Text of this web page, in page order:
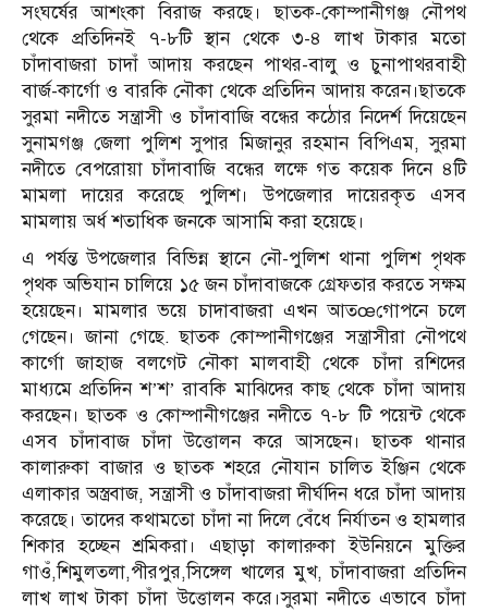
সংঘর্ষের আশংকা বিরাজ করছে। ছাতক-কোম্পানীগঞ্জ নৌপথ
থেকে প্রতিদিনই ৭-৮টি স্থান থেকে ৩-৪ লাখ টাকার মতো
চাঁদাবাজরা চাদাঁ আদায় করছেন পাথর-বালু ও চুনাপাথরবাহী
বার্জ-কার্গো ও বারকি নৌকা থেকে প্রতিদিন আদায় করেন।ছাতকে
সুরমা নদীতে সন্ত্রাসী ও চাঁদাবাজি বন্ধের কঠোর নিদের্শ দিয়েছেন
সুনামগঞ্জ জেলা পুলিশ সুপার মিজানুর রহমান বিপিএম, সুরমা
নদীতে বেপরোয়া চাঁদাবাজি বন্ধের লক্ষে গত কয়েক দিনে ৪টি
মামলা দায়ের করেছে পুলিশ। উপজেলার দায়েরকৃত এসব
মামলায় অর্ধ শতাধিক জনকে আসামি করা হয়েছে।
এ পর্যন্ত উপজেলার বিভিন্ন স্থানে নৌ-পুলিশ থানা পুলিশ পৃথক
পৃথক অভিযান চালিয়ে ১৫ জন চাঁদাবাজকে গ্রেফতার করতে সক্ষম
হয়েছেন। মামলার ভয়ে চাদাবাজরা এখন আতœগোপনে চলে
গেছেন। জানা গেছে. ছাতক কোম্পানীগঞ্জের সন্ত্রাসীরা নৌপথে
কার্গো জাহাজ বলগেট নৌকা মালবাহী থেকে চাঁদা রশিদের
মাধ্যমে প্রতিদিন শ’শ’ রাবকি মাঝিদের কাছ থেকে চাঁদা আদায়
করছেন। ছাতক ও কোম্পানীগঞ্জের নদীতে ৭-৮ টি পয়েন্ট থেকে
এসব চাঁদাবাজ চাঁদা উত্তোলন করে আসছেন। ছাতক থানার
কালারুকা বাজার ও ছাতক শহরে নৌযান চালিত ইঞ্জিন থেকে
এলাকার অস্ত্রবাজ, সন্ত্রাসী ও চাঁদাবাজরা দীর্ঘদিন ধরে চাঁদা আদায়
করেছে। তাদের কথামতো চাঁদা না দিলে বেঁধে নির্যাতন ও হামলার
শিকার হচ্ছেন শ্রমিকরা। এছাড়া কালারুকা ইউনিয়নে মুক্তির
গাওঁ,শিমুলতলা,পীরপুর,সিঙ্গেল খালের মুখ, চাঁদাবাজরা প্রতিদিন
লাখ লাখ টাকা চাঁদা উত্তোলন করে।সুরমা নদীতে এভাবে চাঁদা